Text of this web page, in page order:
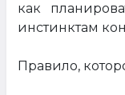
как
инстинктам
Правило,